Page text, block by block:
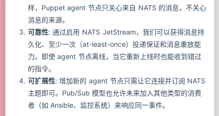
样，Puppet agent 节点只关心来自 NATS 的消息，不关心
消息的来源。
可靠性: 通过启用 NATS JetStream，我们可以获得消息持
久化、至少一次（at-least-once）投递保证和消息重放能
力。即使 agent 节点离线，当它重新上线时也能收到错过
的指令。
可扩展性: 增加新的 agent 节点只需让它连接并订阅 NATS
主题即可。Pub/Sub 模型也允许未来加入其他类型的消费
者（如 Ansible、监控系统）来响应同一事件。